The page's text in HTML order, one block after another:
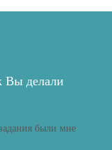
Вы делали
были мне